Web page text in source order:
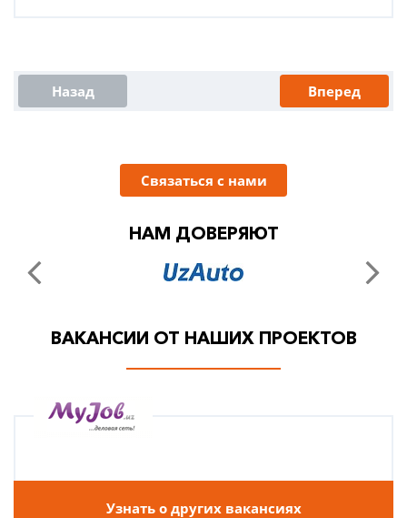
Назад Вперед
Связаться с нами
НАМ ДОВЕРЯЮТ
ВАКАНСИИ ОТ НАШИХ ПРОЕКТОВ
Узнать о других вакансиях